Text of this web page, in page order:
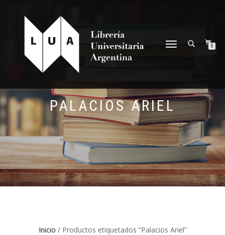
NAVEGACIÓN
0
PALACIOS ARIEL
Inicio / Productos etiquetados “Palacios Ariel”